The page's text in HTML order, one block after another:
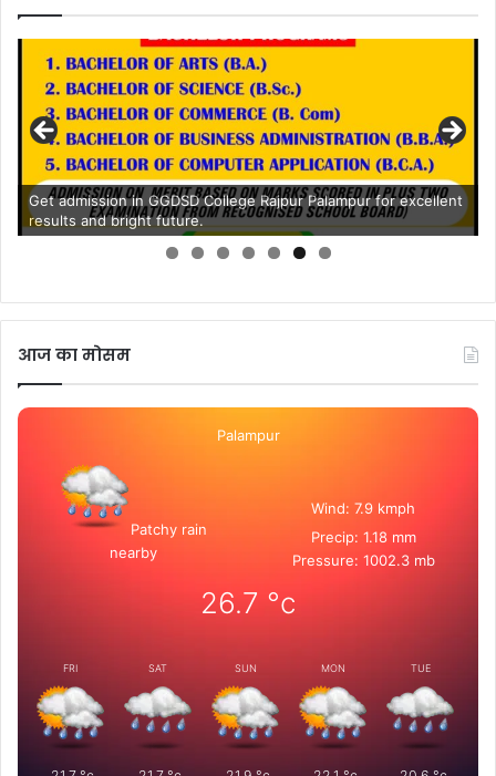
Get admission in GGDSD College Rajpur Palampur for excellent
results and bright future.
आज का मोसम
Palampur
Patchy rain
nearby
Wind: 7.9 kmph
Precip: 1.18 mm
Pressure: 1002.3 mb
26.7 °c
FRI SAT SUN MON TUE